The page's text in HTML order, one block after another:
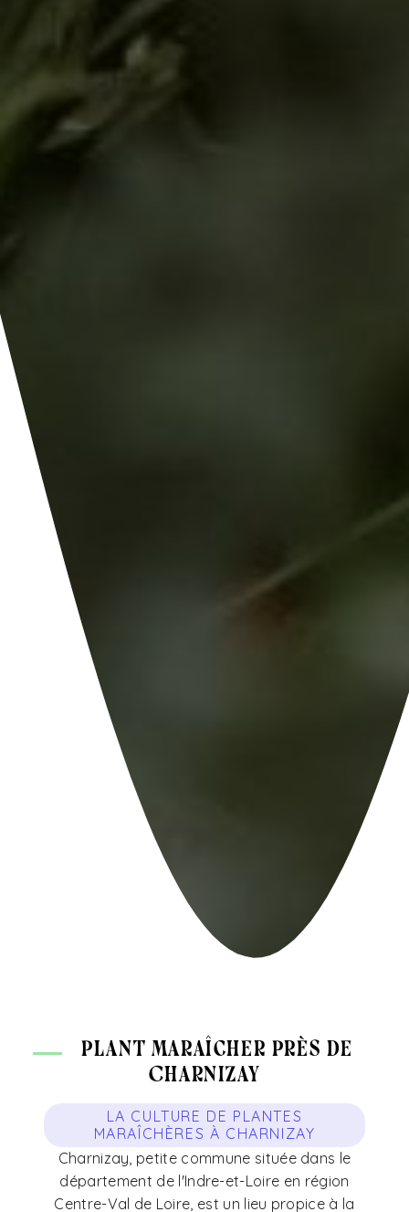
plant maraîcher près de
Charnizay
LA CULTURE DE PLANTES
MARAÎCHÈRES À CHARNIZAY
Charnizay, petite commune située dans le
département de l'Indre-et-Loire en région
Centre-Val de Loire, est un lieu propice à la